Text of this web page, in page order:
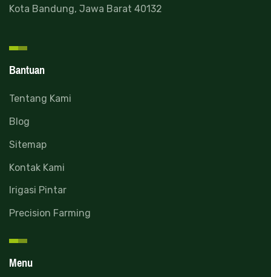
Kota Bandung, Jawa Barat 40132
Bantuan
Tentang Kami
Blog
Sitemap
Kontak Kami
Irigasi Pintar
Precision Farming
Menu